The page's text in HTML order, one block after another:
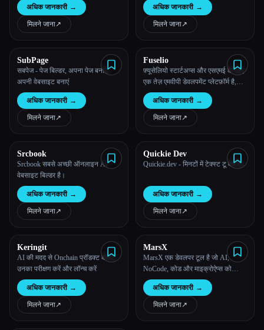
सभी श्रेणियाँ
Esc
प्लेटफ़ॉर्म।
अधिक जानकारी →
मिलने जाना↗︎
बिल्डर तुम्हेंं अनोखे, स्टैंडअलोन AI
ऐप्लिकेशन बनाने की सुविधा देता है
अधिक जानकारी →
मिलने जाना↗︎
SubPage
सबपेज - पेज बिल्डर, अपना पेज बनाएं,
अपनी वेबसाइट बनाएं
अधिक जानकारी →
मिलने जाना↗︎
Fuselio
फ़्यूसेलियो स्टार्टअप्स और एसएमई के लिए
एक तेज़ एमवीपी डेवलपमेंट प्लेटफ़ॉर्म है,
जिससे कस्टम मोबाइल और वेब ऐप्लिकेशन
सिर्फ़ 6 हफ्तों में बन जाते हैं।
अधिक जानकारी →
मिलने जाना↗︎
Srcbook
Srcbook सबसे अच्छी ऑनलाइन AI
वेबसाइट बिल्डर है।
अधिक जानकारी →
मिलने जाना↗︎
Quickie Dev
Quickie.dev - मिनटों में टेक्स्ट टू वेब ऐप
अधिक जानकारी →
मिलने जाना↗︎
Keringit
AI की मदद से Onchain प्रॉडक्ट बनाएं,
उनका परीक्षण करें और लॉन्च करें
अधिक जानकारी →
मिलने जाना↗︎
MarsX
MarsX एक डेवलपर टूल है जो AI,
NoCode, कोड और माइक्रोऐप्स को
एकजुट करता है
अधिक जानकारी →
मिलने जाना↗︎